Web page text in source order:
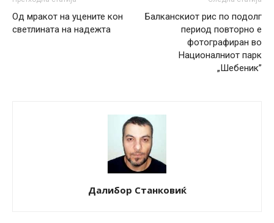
Од мракот на уцените кон
светлината на надежта
Балканскиот рис по подолг
период повторно е
фотографиран во
Националниот парк
„Шебеник”
Далибор Станковиќ